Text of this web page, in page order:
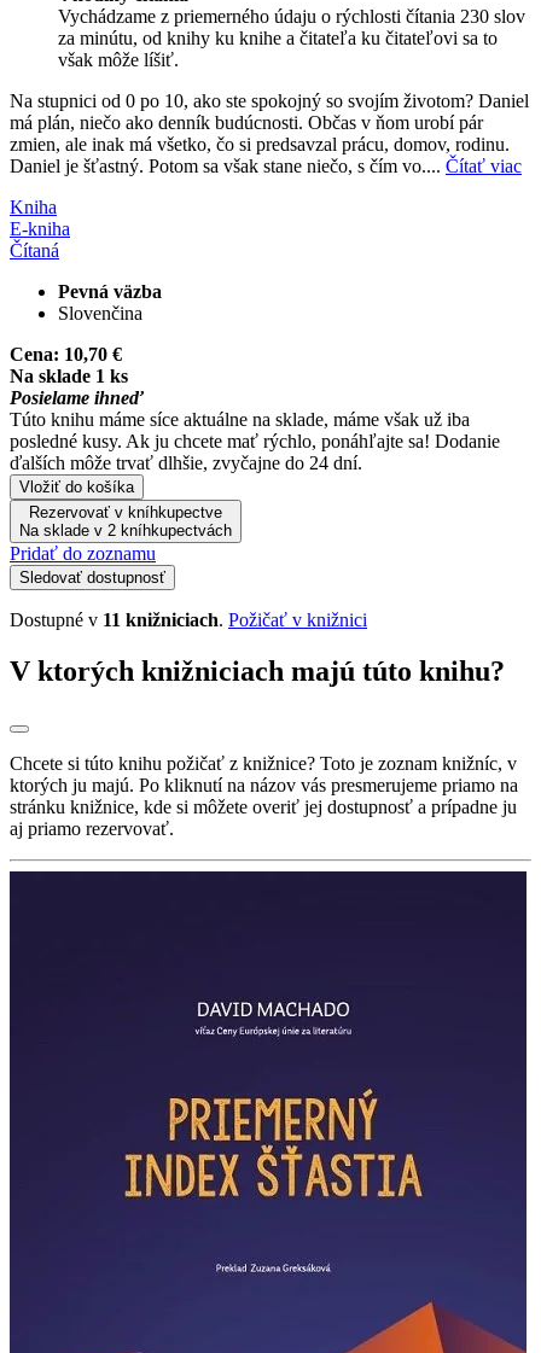
Vychádzame z priemerného údaju o rýchlosti čítania 230 slov
za minútu, od knihy ku knihe a čitateľa ku čitateľovi sa to
však môže líšiť.
Na stupnici od 0 po 10, ako ste spokojný so svojím životom? Daniel
má plán, niečo ako denník budúcnosti. Občas v ňom urobí pár
zmien, ale inak má všetko, čo si predsavzal prácu, domov, rodinu.
Daniel je šťastný. Potom sa však stane niečo, s čím vo.... Čítať viac
Kniha
E-kniha
Čítaná
Pevná väzba
Slovenčina
Cena: 10,70 €
Na sklade 1 ks
Posielame ihneď
Túto knihu máme síce aktuálne na sklade, máme však už iba
posledné kusy. Ak ju chcete mať rýchlo, ponáhľajte sa! Dodanie
ďalších môže trvať dlhšie, zvyčajne do 24 dní.
Vložiť do košíka
Rezervovať v kníhkupectve
Na sklade v 2 kníhkupectvách
Pridať do zoznamu
Sledovať dostupnosť
Dostupné v 11 knižniciach. Požičať v knižnici
V ktorých knižniciach majú túto knihu?
Chcete si túto knihu požičať z knižnice? Toto je zoznam knižníc, v
ktorých ju majú. Po kliknutí na názov vás presmerujeme priamo na
stránku knižnice, kde si môžete overiť jej dostupnosť a prípadne ju
aj priamo rezervovať.